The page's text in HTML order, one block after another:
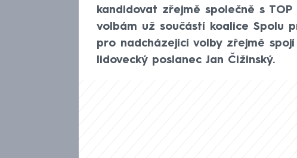
kandidovat zřejmě společně s
volbám už součástí koalice Spolu
pro nadcházející volby zřejmě
lidovecký poslanec Jan Čižinský.